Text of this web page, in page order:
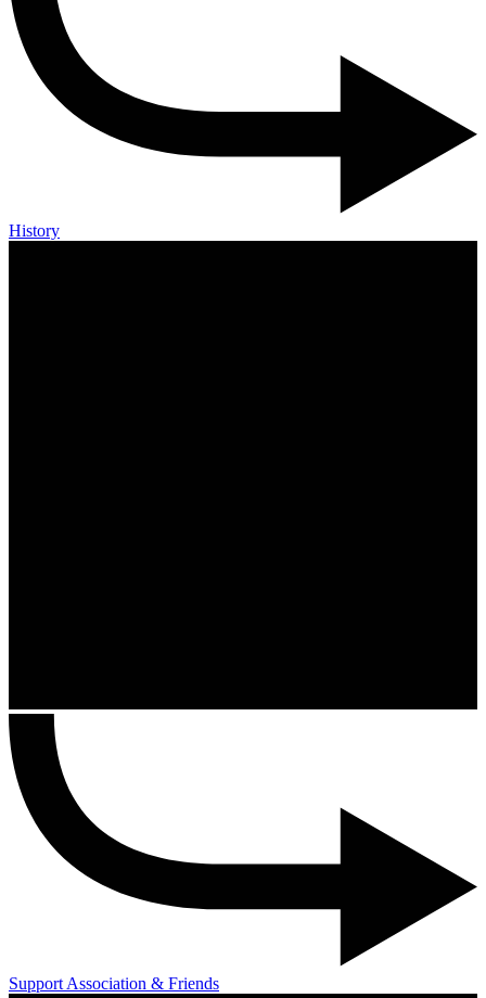
History
Support Association & Friends